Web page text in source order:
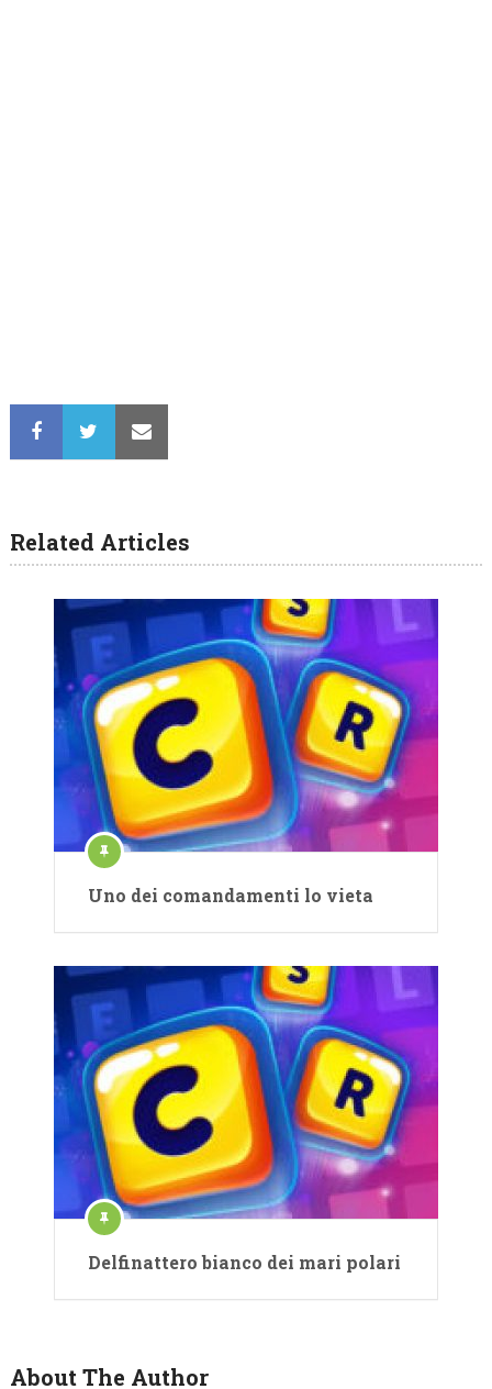
Related Articles
Uno dei comandamenti lo vieta
Delfinattero bianco dei mari polari
About The Author